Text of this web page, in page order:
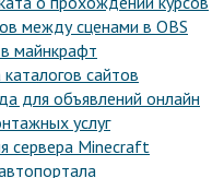
между сценами в OBS
майнкрафт
сайтов
для объявлений онлайн
услуг
сервера Minecraft